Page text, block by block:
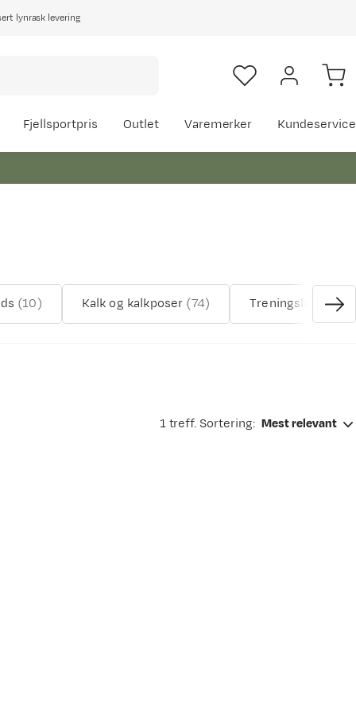
lynrask levering
Fjellsportpris Outlet Varemerker Kundeservice
(10) Kalk og kalkposer (74) Treningsbrett og
1 treff. Sortering: Mest relevant